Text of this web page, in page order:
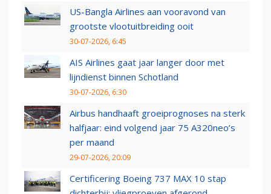
US-Bangla Airlines aan vooravond van
grootste vlootuitbreiding ooit
30-07-2026, 6:45
AIS Airlines gaat jaar langer door met
lijndienst binnen Schotland
30-07-2026, 6:30
Airbus handhaaft groeiprognoses na sterk
halfjaar: eind volgend jaar 75 A320neo’s
per maand
29-07-2026, 20:09
Certificering Boeing 737 MAX 10 stap